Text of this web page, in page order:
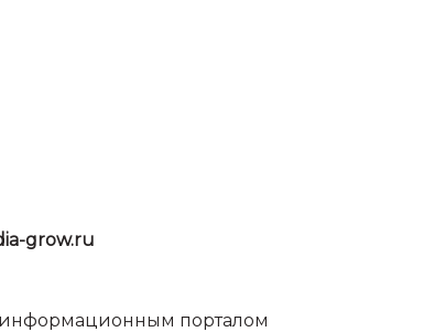
grow.ru
информационным порталом